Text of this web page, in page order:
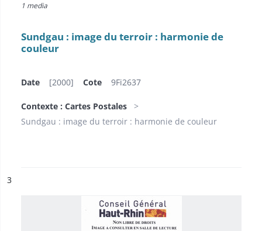
1 media
Sundgau : image du terroir : harmonie de
couleur
Date [2000] Cote 9Fi2637
Contexte : Cartes Postales
Sundgau : image du terroir : harmonie de couleur
n°
3